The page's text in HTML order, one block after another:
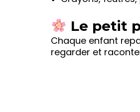
Le petit
Chaque enfant
regarder et